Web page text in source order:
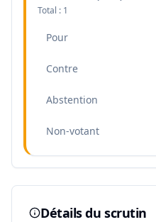
Total : 1
Pour
Contre
Abstention
Non-votant
Détails du scrutin